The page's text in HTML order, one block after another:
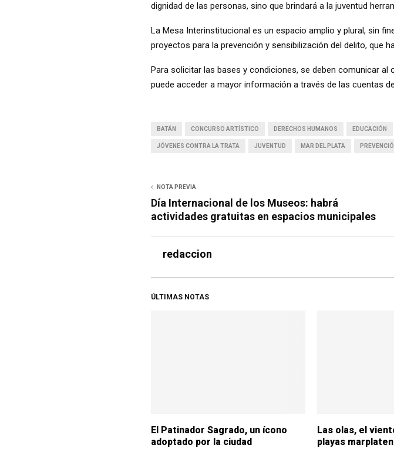
dignidad de las personas, sino que brindará a la juventud
La Mesa Interinstitucional es un espacio amplio y plural, sin
proyectos para la prevención y sensibilización del delito, que
Para solicitar las bases y condiciones, se deben comunicar al
puede acceder a mayor información a través de las cuentas
BATÁN CONCURSO ARTÍSTICO DERECHOS HUMANOS EDUCACIÓN
JÓVENES CONTRA LA TRATA JUVENTUD MAR DEL PLATA
NOTA PREVIA
Día Internacional de los Museos: habrá
actividades gratuitas en espacios municipales
redaccion
ÚLTIMAS NOTAS
El Patinador Sagrado, un ícono
adoptado por la ciudad
Las olas, el
playas